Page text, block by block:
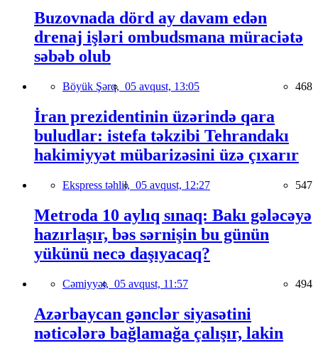
Buzovnada dörd ay davam edən
drenaj işləri ombudsmana müraciətə
səbəb olub
Böyük Şərq, 05 avqust, 13:05 468
İran prezidentinin üzərində qara
buludlar: istefa təkzibi Tehrandakı
hakimiyyət mübarizəsini üzə çıxarır
Ekspress təhlil, 05 avqust, 12:27 547
Metroda 10 aylıq sınaq: Bakı gələcəyə
hazırlaşır, bəs sərnişin bu günün
yükünü necə daşıyacaq?
Cəmiyyət, 05 avqust, 11:57 494
Azərbaycan gənclər siyasətini
nəticələrə bağlamağa çalışır, lakin